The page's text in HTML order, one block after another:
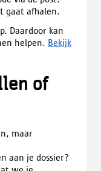
gaat afhalen.
Daardoor kan
helpen. Bekijk
of
maar
aan je dossier?